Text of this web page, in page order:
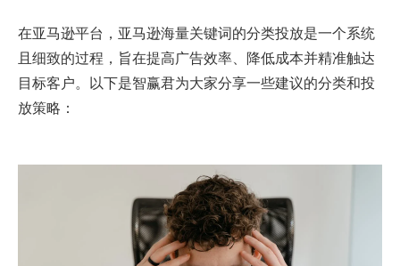
在亚马逊平台 ，亚马逊海量关键词的分类投放是一个系统
且细致的过程，旨在提高广告效率、降低成本并精准触达
目标客户。以下是智赢君为大家分享一些建议的分类和投
放策略 ：